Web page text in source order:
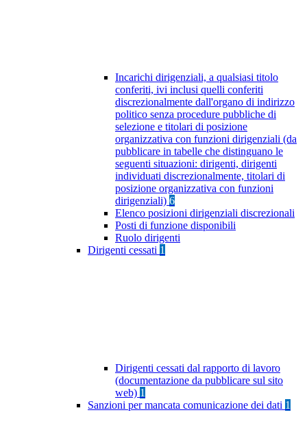
Incarichi dirigenziali, a qualsiasi titolo
conferiti, ivi inclusi quelli conferiti
discrezionalmente dall'organo di indirizzo
politico senza procedure pubbliche di
selezione e titolari di posizione
organizzativa con funzioni dirigenziali (da
pubblicare in tabelle che distinguano le
seguenti situazioni: dirigenti, dirigenti
individuati discrezionalmente, titolari di
posizione organizzativa con funzioni
dirigenziali) 6
Elenco posizioni dirigenziali discrezionali
Posti di funzione disponibili
Ruolo dirigenti
Dirigenti cessati 1
Dirigenti cessati dal rapporto di lavoro
(documentazione da pubblicare sul sito
web) 1
Sanzioni per mancata comunicazione dei dati 1